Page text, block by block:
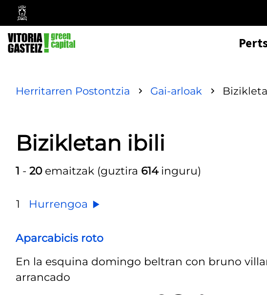
Vitoria-
Gasteizko
Udala
Herritarren Postontzia Gai-arloak
Bizikletan ibili
1 - 20emaitzak (guztira 614inguru)
1 Hurrengoa
Aparcabicis roto
En la esquina domingo beltran con bruno
arrancado